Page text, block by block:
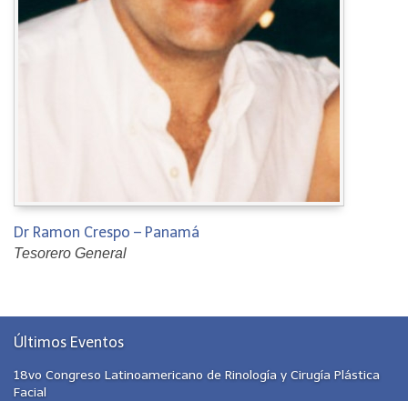
Dr Ramon Crespo – Panamá
Tesorero General
Últimos Eventos
18vo Congreso Latinoamericano de Rinología y Cirugía Plástica
Facial